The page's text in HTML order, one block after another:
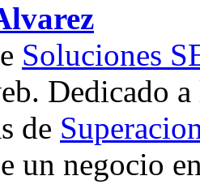
Soluciones
Dedicado
de
un negocio